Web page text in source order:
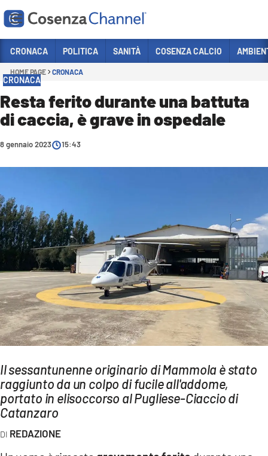
Sezioni
POLITICA
SANITÀ
SPORT
CULTURA
AMBIENTE
Streaming
LAC TV
LAC NETWORK
LAC ONAIR
LaC
Network
LACPLAY.IT
LACTV.IT
CRONACA POLITICA SANITÀ COSENZA CALCIO
HOME PAGE CRONACA
CRONACA
Resta ferito durante una battuta
di caccia, è grave in ospedale
8 gennaio 2023 15:43
Il sessantunenne originario di Mammola è stato
raggiunto da un colpo di fucile all'addome,
portato in elisoccorso al Pugliese-Ciaccio di
Catanzaro
REDAZIONE